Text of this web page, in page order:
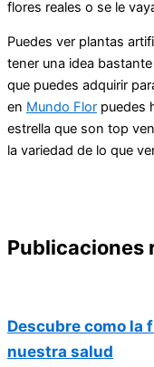
flores reales o se le
Puedes ver plantas
tener una idea
que puedes adquirir
en Mundo Flor puedes
estrella que son top
la variedad de lo que
Publicaciones
Descubre como la
nuestra salud